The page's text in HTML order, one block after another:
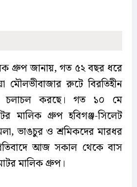
গ্রুপ জানায়, গত ৫২ বছর ধরে
মৌলভীবাজার রুটে বিরতিহীন
চলাচল করছে। গত ১০ মে
মালিক গ্রুপ হবিগঞ্জ-সিলেট
ভাঙচুর ও শ্রমিকদের মারধর
আজ সকাল থেকে বাস
মালিক গ্রুপ।